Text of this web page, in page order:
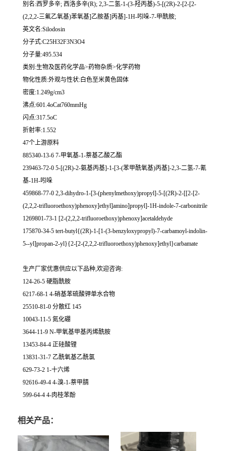
别名:西罗多辛; 西洛多辛(R); 2,3-二氢-1-(3-羟丙基)-5-[(2R)-2-[2-[2-
(2,2,2-三氟乙氧基)苯氧基]乙胺基]丙基]-1H-吲哚-7-甲酰胺;
英文名:Silodosin
分子式:C25H32F3N3O4
分子量:495.534
类别:生物及医药化学品>药物杂质>化学药物
物化性质:外观与性状:白色至米黄色固体
密度:1.249g/cm3
沸点:601.4oCat760mmHg
闪点:317.5oC
折射率:1.552
47个上游原料
885340-13-6 7-甲氧基-1-萘基乙酸乙酯
239463-72-0 5-[(2R)-2-氨基丙基]-1-[3-(苯甲酰氧基)丙基]-2,3-二氢-7-氰
基-1H-吲哚
459868-77-0 2,3-dihydro-1-[3-(phenylmethoxy)propyl]-5-[(2R)-2-[[2-[2-
(2,2,2-trifluoroethoxy)phenoxy]ethyl]amino]propyl]-1H-indole-7-carbonitrile
1269801-73-1 [2-(2,2,2-trifluoroethoxy)phenoxy]acetaldehyde
175870-34-5 tert-butyl{(2R)-1-[1-(3-benzyloxypropyl)-7-carbamoyl-indolin-
5--yl]propan-2-yl}{2-[2-(2,2,2-trifluoroethoxy)phenoxy]ethyl}carbamate
生产厂家优惠供应以下品种,欢迎咨询:
124-26-5 硬脂酰胺
6217-68-1 4-硝基苯硫酸钾单水合物
25510-81-0 分散红 145
10043-11-5 氮化硼
3644-11-9 N-甲氧基甲基丙烯酰胺
13453-84-4 正硅酸锂
13831-31-7 乙酰氧基乙酰氯
629-73-2 1-十六烯
92616-49-4 4-溴-1-萘甲腈
599-64-4 4-肉桂苯酚
相关产品：